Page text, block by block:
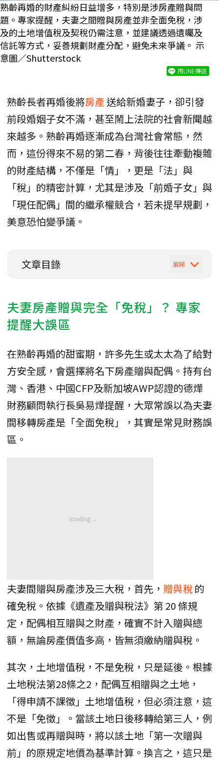
熟齡再婚的財產糾紛日益增多，特別是涉房產贈與問
題。專家提醒，夫妻之間贈與房產並非全面免稅，涉
及的土地增值稅及契稅仍需注意，並建議透過遺囑及
信託等方式，妥善規劃財產分配，避免未來爭議。 示
意圖／Shutterstock
用LINE傳送
熟齡長者再婚後將房產送給新婚妻子，卻引發
前段婚姻子女不滿，甚至鬧上法院的社會新聞越
來越多。熟齡再婚逐漸成為台灣社會常態，然
而，這份得來不易的第二春，背後往往牽動複雜
的財產結構，不僅是「情」，更是「法」與
「稅」的精密計算，尤其是涉及「前婚子女」與
「現任配偶」間的繼承權競合，若未提早規劃，
美意恐怕變爭議。
文章目錄
夫妻房產贈與完全「免稅」？ 專家
提醒大誤區
​在熟齡再婚的甜蜜期，許多先生或太太為了給對
方安全感，會選擇將名下房產贈與配偶。持有台
灣、香港、中國CFP及新加坡AWP認證的德燁
財務顧問執行長吳易燁提醒，大眾常誤以為夫妻
間移轉房產是「全面免稅」，其實是常見財務誤
區。
​夫妻間贈與房產涉及三大稅，首先， 贈與稅的
確免稅。依據《遺產及贈與稅法》第 20 條規
定，配偶相互贈與之財產，確實不計入贈與總
額，無論房產價值多高，皆無須繳納贈與稅。
其次，​土地增值稅，不是免稅，只是延後。根據
土地稅法第28條之2，配偶互相贈與之土地，
「得申請不課徵」土地增值稅，但必須注意，這
不是「免徵」。當該土地日後移轉給第三人，例
如出售或再贈與時，將以該土地「第一次贈與
前」的原規定地價為基準計算。換言之，這只是